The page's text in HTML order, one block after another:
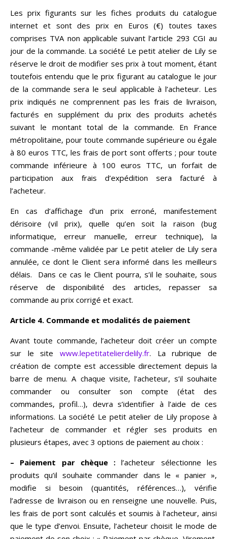
Les prix figurants sur les fiches produits du catalogue
internet et sont des prix en Euros (€) toutes taxes
comprises TVA non applicable suivant l’article 293 CGI au
jour de la commande. La société Le petit atelier de Lily se
réserve le droit de modifier ses prix à tout moment, étant
toutefois entendu que le prix figurant au catalogue le jour
de la commande sera le seul applicable à l’acheteur. Les
prix indiqués ne comprennent pas les frais de livraison,
facturés en supplément du prix des produits achetés
suivant le montant total de la commande. En France
métropolitaine, pour toute commande supérieure ou égale
à 80 euros TTC, les frais de port sont offerts ; pour toute
commande inférieure à 100 euros TTC, un forfait de
participation aux frais d’expédition sera facturé à
l’acheteur.
En cas d’affichage d’un prix erroné, manifestement
dérisoire (vil prix), quelle qu’en soit la raison (bug
informatique, erreur manuelle, erreur technique), la
commande -même validée par Le petit atelier de Lily sera
annulée, ce dont le Client sera informé dans les meilleurs
délais. Dans ce cas le Client pourra, s’il le souhaite, sous
réserve de disponibilité des articles, repasser sa
commande au prix corrigé et exact.
Article 4. Commande et modalités de paiement
Avant toute commande, l’acheteur doit créer un compte
sur le site www.lepetitatelierdelily.fr. La rubrique de
création de compte est accessible directement depuis la
barre de menu. A chaque visite, l’acheteur, s’il souhaite
commander ou consulter son compte (état des
commandes, profil…), devra s’identifier à l’aide de ces
informations. La société Le petit atelier de Lily propose à
l’acheteur de commander et régler ses produits en
plusieurs étapes, avec 3 options de paiement au choix :
– Paiement par chèque : l’acheteur sélectionne les
produits qu’il souhaite commander dans le « panier »,
modifie si besoin (quantités, références…), vérifie
l’adresse de livraison ou en renseigne une nouvelle. Puis,
les frais de port sont calculés et soumis à l’acheteur, ainsi
que le type d’envoi. Ensuite, l’acheteur choisit le mode de